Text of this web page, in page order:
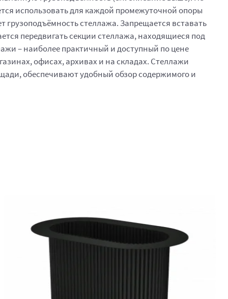
использовать для каждой промежуточной опоры
грузоподъёмность стеллажа. Запрещается вставать
передвигать секции стеллажа, находящиеся под
– наиболее практичный и доступный по цене
офисах, архивах и на складах. Стеллажи
обеспечивают удобный обзор содержимого и